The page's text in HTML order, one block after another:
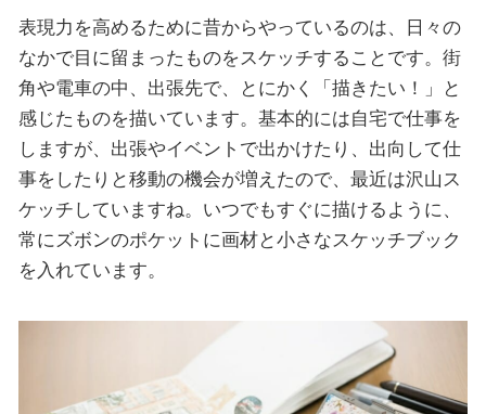
表現力を高めるために昔からやっているのは、日々の
なかで目に留まったものをスケッチすることです。街
角や電車の中、出張先で、とにかく「描きたい！」と
感じたものを描いています。基本的には自宅で仕事を
しますが、出張やイベントで出かけたり、出向して仕
事をしたりと移動の機会が増えたので、最近は沢山ス
ケッチしていますね。いつでもすぐに描けるように、
常にズボンのポケットに画材と小さなスケッチブック
を入れています。